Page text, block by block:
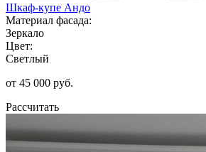
Шкаф-купе Андо
Материал фасада:
Зеркало
Цвет:
Светлый
от 45 000 руб.
Рассчитать